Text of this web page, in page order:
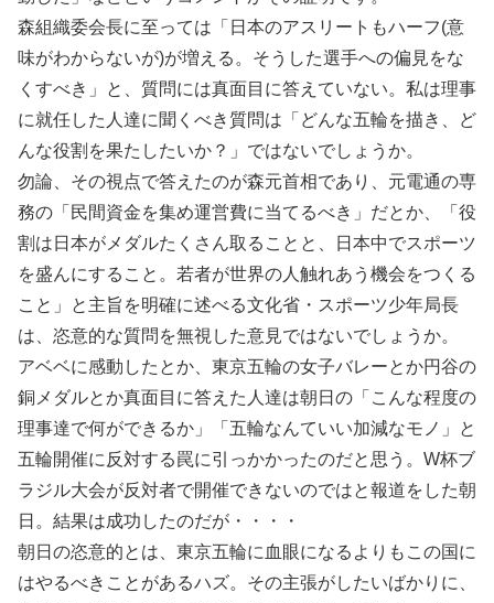
森組織委会長に至っては「日本のアスリートもハーフ(意
味がわからないが)が増える。そうした選手への偏見をな
くすべき」と、質問には真面目に答えていない。私は理事
に就任した人達に聞くべき質問は「どんな五輪を描き、ど
んな役割を果たしたいか？」ではないでしょうか。
勿論、その視点で答えたのが森元首相であり、元電通の専
務の「民間資金を集め運営費に当てるべき」だとか、「役
割は日本がメダルたくさん取ることと、日本中でスポーツ
を盛んにすること。若者が世界の人触れあう機会をつくる
こと」と主旨を明確に述べる文化省・スポーツ少年局長
は、恣意的な質問を無視した意見ではないでしょうか。
アベベに感動したとか、東京五輪の女子バレーとか円谷の
銅メダルとか真面目に答えた人達は朝日の「こんな程度の
理事達で何ができるか」「五輪なんていい加減なモノ」と
五輪開催に反対する罠に引っかかったのだと思う。W杯ブ
ラジル大会が反対者で開催できないのではと報道をした朝
日。結果は成功したのだが・・・・
朝日の恣意的とは、東京五輪に血眼になるよりもこの国に
はやるべきことがあるハズ。その主張がしたいばかりに、